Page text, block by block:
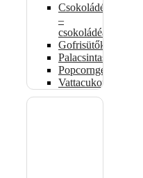
Csokoládémelegítők
–
csokoládéadagolók
Gofrisütők
Palacsintasütők
Popcorngépek
Vattacukorgép